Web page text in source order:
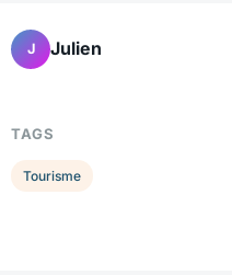
J Julien
TAGS
Tourisme